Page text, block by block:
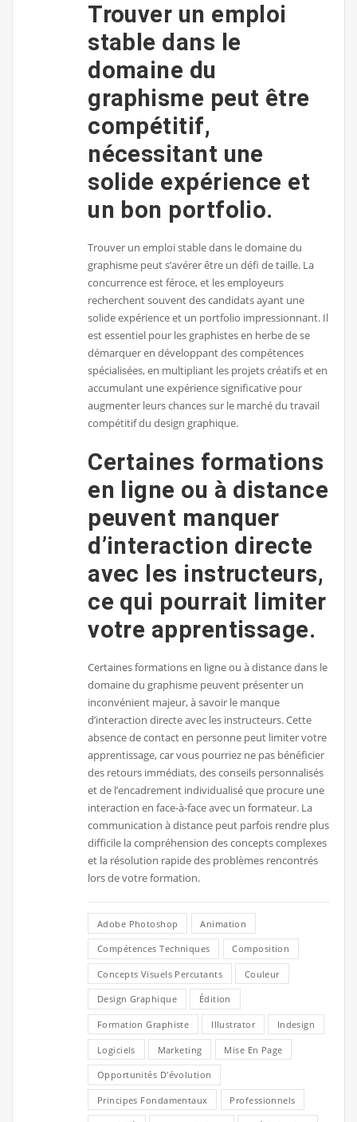
Trouver un emploi
stable dans le
domaine du
graphisme peut être
compétitif,
nécessitant une
solide expérience et
un bon portfolio.
Trouver un emploi stable dans le domaine du
graphisme peut s’avérer être un défi de taille. La
concurrence est féroce, et les employeurs
recherchent souvent des candidats ayant une
solide expérience et un portfolio impressionnant. Il
est essentiel pour les graphistes en herbe de se
démarquer en développant des compétences
spécialisées, en multipliant les projets créatifs et en
accumulant une expérience significative pour
augmenter leurs chances sur le marché du travail
compétitif du design graphique.
Certaines formations
en ligne ou à distance
peuvent manquer
d’interaction directe
avec les instructeurs,
ce qui pourrait limiter
votre apprentissage.
Certaines formations en ligne ou à distance dans le
domaine du graphisme peuvent présenter un
inconvénient majeur, à savoir le manque
d’interaction directe avec les instructeurs. Cette
absence de contact en personne peut limiter votre
apprentissage, car vous pourriez ne pas bénéficier
des retours immédiats, des conseils personnalisés
et de l’encadrement individualisé que procure une
interaction en face-à-face avec un formateur. La
communication à distance peut parfois rendre plus
difficile la compréhension des concepts complexes
et la résolution rapide des problèmes rencontrés
lors de votre formation.
Adobe Photoshop Animation
Compétences Techniques Composition
Concepts Visuels Percutants Couleur
Design Graphique Édition
Formation Graphiste Illustrator Indesign
Logiciels Marketing Mise En Page
Opportunités D'évolution
Principes Fondamentaux Professionnels